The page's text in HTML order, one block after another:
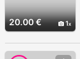
20.00 € 1